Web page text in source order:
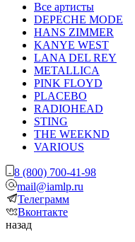
Все артисты
DEPECHE MODE
HANS ZIMMER
KANYE WEST
LANA DEL REY
METALLICA
PINK FLOYD
PLACEBO
RADIOHEAD
STING
THE WEEKND
VARIOUS
8 (800) 700-41-98
mail@iamlp.ru
Телеграмм
Вконтакте
назад